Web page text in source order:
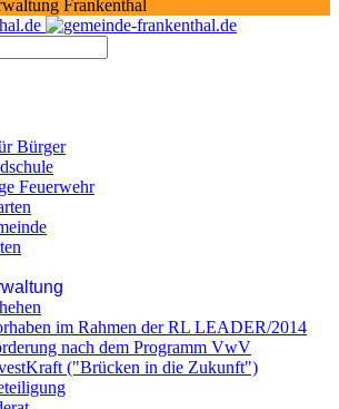
Frankenthal
Bürger
Feuerwehr
im Rahmen der RL LEADER/2014
nach dem Programm VwV
("Brücken in die Zukunft")